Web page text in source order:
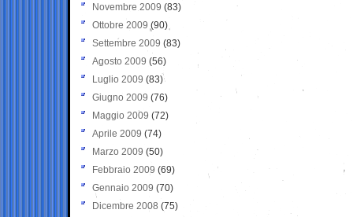
Novembre 2009 (83)
Ottobre 2009 (90)
Settembre 2009 (83)
Agosto 2009 (56)
Luglio 2009 (83)
Giugno 2009 (76)
Maggio 2009 (72)
Aprile 2009 (74)
Marzo 2009 (50)
Febbraio 2009 (69)
Gennaio 2009 (70)
Dicembre 2008 (75)